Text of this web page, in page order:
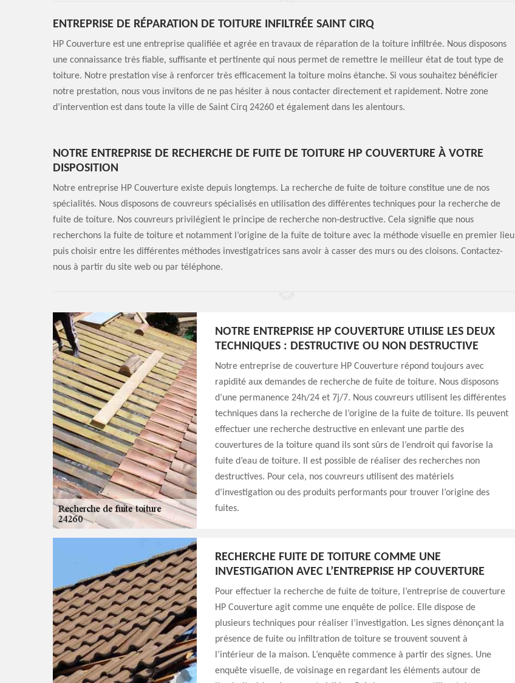
ENTREPRISE DE RÉPARATION DE TOITURE INFILTRÉE SAINT CIRQ
HP Couverture est une entreprise qualifiée et agrée en travaux de réparation de la toiture infiltrée. Nous disposons
une connaissance très fiable, suffisante et pertinente qui nous permet de remettre le meilleur état de tout type de
toiture. Notre prestation vise à renforcer très efficacement la toiture moins étanche. Si vous souhaitez bénéficier
notre prestation, nous vous invitons de ne pas hésiter à nous contacter directement et rapidement. Notre zone
d’intervention est dans toute la ville de Saint Cirq 24260 et également dans les alentours.
NOTRE ENTREPRISE DE RECHERCHE DE FUITE DE TOITURE HP COUVERTURE À VOTRE
DISPOSITION
Notre entreprise HP Couverture existe depuis longtemps. La recherche de fuite de toiture constitue une de nos
spécialités. Nous disposons de couvreurs spécialisés en utilisation des différentes techniques pour la recherche de
fuite de toiture. Nos couvreurs privilégient le principe de recherche non-destructive. Cela signifie que nous
recherchons la fuite de toiture et notamment l’origine de la fuite de toiture avec la méthode visuelle en premier lieu
puis choisir entre les différentes méthodes investigatrices sans avoir à casser des murs ou des cloisons. Contactez-
nous à partir du site web ou par téléphone.
NOTRE ENTREPRISE HP COUVERTURE UTILISE LES DEUX
TECHNIQUES : DESTRUCTIVE OU NON DESTRUCTIVE
Notre entreprise de couverture HP Couverture répond toujours avec
rapidité aux demandes de recherche de fuite de toiture. Nous disposons
d’une permanence 24h/24 et 7j/7. Nous couvreurs utilisent les différentes
techniques dans la recherche de l’origine de la fuite de toiture. Ils peuvent
effectuer une recherche destructive en enlevant une partie des
couvertures de la toiture quand ils sont sûrs de l’endroit qui favorise la
fuite d’eau de toiture. Il est possible de réaliser des recherches non
destructives. Pour cela, nos couvreurs utilisent des matériels
d’investigation ou des produits performants pour trouver l’origine des
fuites.
RECHERCHE FUITE DE TOITURE COMME UNE
INVESTIGATION AVEC L’ENTREPRISE HP COUVERTURE
Pour effectuer la recherche de fuite de toiture, l’entreprise de couverture
HP Couverture agit comme une enquête de police. Elle dispose de
plusieurs techniques pour réaliser l’investigation. Les signes dénonçant la
présence de fuite ou infiltration de toiture se trouvent souvent à
l’intérieur de la maison. L’enquête commence à partir des signes. Une
enquête visuelle, de voisinage en regardant les éléments autour de